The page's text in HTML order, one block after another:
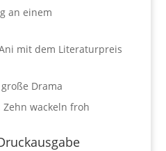
an einem
mit dem Literaturpreis
Drama
Zehn wackeln froh